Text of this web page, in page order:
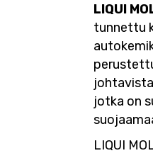
LIQUI
tunnettu
jotka on
LIQUI